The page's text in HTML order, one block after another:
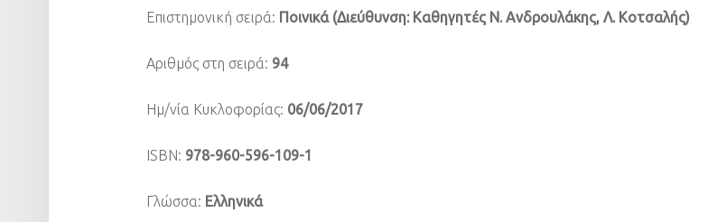
Επιστημονική σειρά: Ποινικά (Διεύθυνση: Καθηγητές Ν. Ανδρουλάκης, Λ. Κοτσαλής)
Αριθμός στη σειρά: 94
Ημ/νία Κυκλοφορίας: 06/06/2017
ISBN: 978-960-596-109-1
Γλώσσα: Ελληνικά